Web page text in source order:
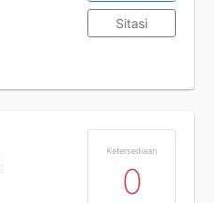
Sitasi
Ketersediaan
0